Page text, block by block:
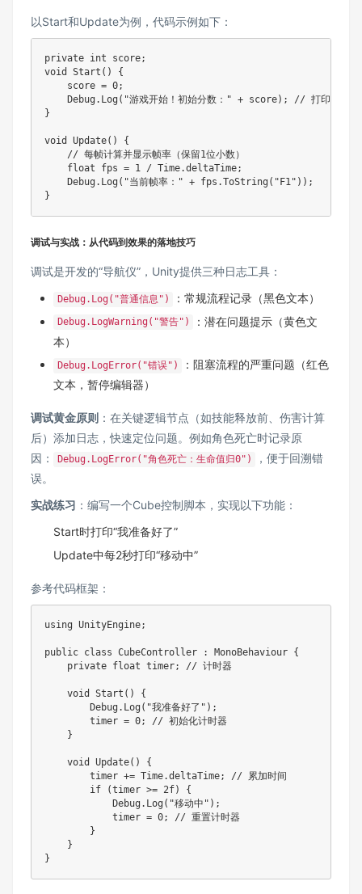
以Start和Update为例，代码示例如下：
private int score;
void
Start ( )
{
    score
= 0;
    Debug
. Log ( "游戏开始！初始分数：" + score) ;
// 打印初始状
}
void Update( )
{
// 每帧计算并显示帧率（保留1位小数）
float fps = 1 / Time.deltaTime;
    Debug
. Log ( "当前帧率：" + fps .ToString ( "F1" ) ) ;
}
调试与实战：从代码到效果的落地技巧
调试是开发的“导航仪”，Unity提供三种日志工具：
Debug.Log("普通信息") ：常规流程记录（黑色文本）
Debug.LogWarning("警告")
：潜在问题提示（黄色文
本）
Debug.LogError("错误")
：阻塞流程的严重问题（红色
文本，暂停编辑器）
调试黄金原则 ：在关键逻辑节点（如技能释放前、伤害计算
后）添加日志，快速定位问题。例如角色死亡时记录原
因：
Debug.LogError("角色死亡：生命值归0")
，便于回溯错
误。
实战练习 ：编写一个Cube控制脚本，实现以下功能：
Start时打印“我准备好了”
Update中每2秒打印“移动中”
参考代码框架：
using UnityEngine;
public class CubeController : MonoBehaviour {
private float timer; // 计时器
void Start ( )
{
        Debug
. Log ( "我准备好了" ) ;
        timer
= 0;
// 初始化计时器
}
void Update( )
{
        timer
+= Time.deltaTime;
// 累加时间
if
(timer >= 2f)
{
            Debug
. Log ( "移动中" ) ;
            timer
= 0;
// 重置计时器
}
}
}